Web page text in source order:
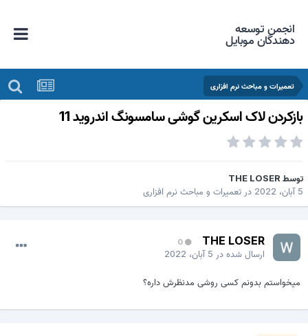
انجمن توسعه
دهندگان موبایل
تعمیرات و مباحث نرم افزاری
لاک اسکرین گوشی سامسونگ اندروید 11
THE LOSER
درتعمیرات و مباحث نرم افزاری
THE LOSER
ارسال شده در5 آبان، 2022
بدونم کسی روشی مدنظرش داره؟